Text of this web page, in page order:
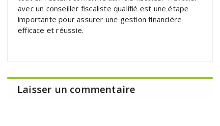
avec un conseiller fiscaliste qualifié est une étape
importante pour assurer une gestion financière
efficace et réussie.
Laisser un commentaire